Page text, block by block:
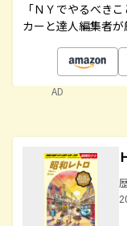
「ＮＹでやるべき
カーと達人編集者
AD